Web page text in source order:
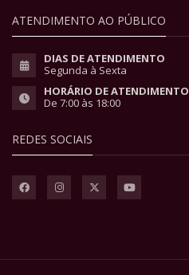
ATENDIMENTO AO PÚBLICO
DIAS DE ATENDIMENTO
Segunda à Sexta
HORÁRIO DE ATENDIMENTO
De 7:00 às 18:00
REDES SOCIAIS